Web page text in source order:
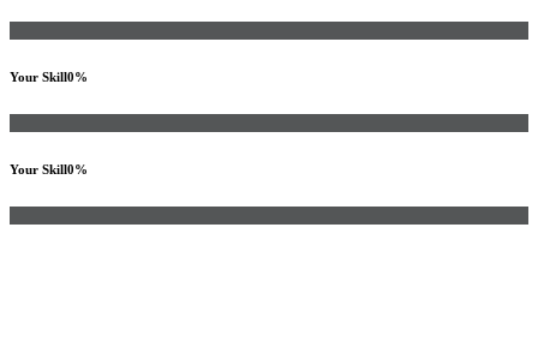
Your Skill0%
Your Skill0%